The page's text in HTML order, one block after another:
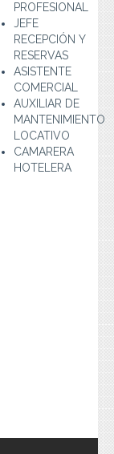
PROFESIONAL
JEFE
RECEPCIÓN Y
RESERVAS
ASISTENTE
COMERCIAL
AUXILIAR DE
MANTENIMIENTO
LOCATIVO
CAMARERA
HOTELERA